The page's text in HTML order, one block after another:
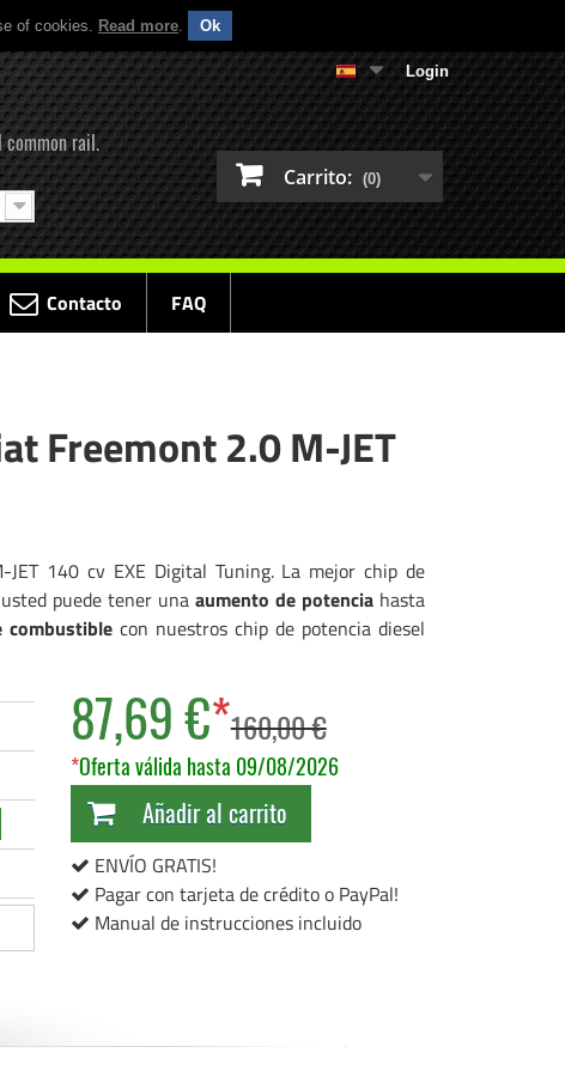
of cookies. Read more. Ok
Login
Carrito: (0)
common rail.
Contacto FAQ
Freemont 2.0 M-JET
140 cv EXE Digital Tuning. La mejor chip de
puede tener unaaumento de potencia hasta
combustiblecon nuestros chip de potencia diesel
87,69 €*160,00 €
*Oferta válida hasta 09/08/2026
Añadir al carrito
ENVÍO GRATIS!
Pagar con tarjeta de crédito o PayPal!
Manual de instrucciones incluido